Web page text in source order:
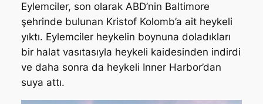
Eylemciler, son olarak ABD’nin Baltimore
şehrinde bulunan Kristof Kolomb’a ait heykeli
yıktı. Eylemciler heykelin boynuna doladıkları
bir halat vasıtasıyla heykeli kaidesinden indirdi
ve daha sonra da heykeli Inner Harbor’dan
suya attı.